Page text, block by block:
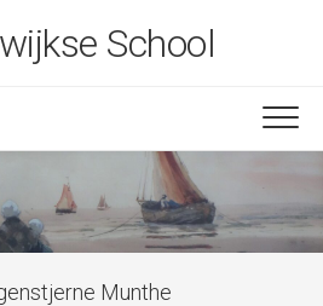
School
Munthe